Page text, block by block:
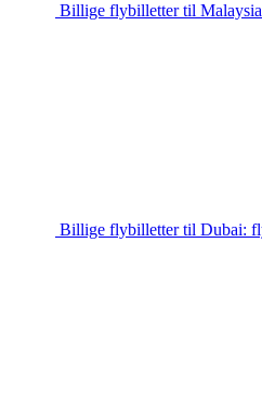
Billige flybilletter til
Billige flybilletter til Dubai: